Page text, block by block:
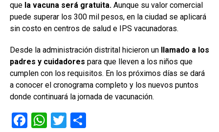
que la vacuna será gratuita. Aunque su valor comercial
puede superar los 300 mil pesos, en la ciudad se aplicará
sin costo en centros de salud e IPS vacunadoras.
Desde la administración distrital hicieron un
llamado a los
padres y cuidadores para que lleven a los niños que
cumplen con los requisitos. En los próximos días se dará
a conocer el cronograma completo y los nuevos puntos
donde continuará la jornada de vacunación.
F
W T